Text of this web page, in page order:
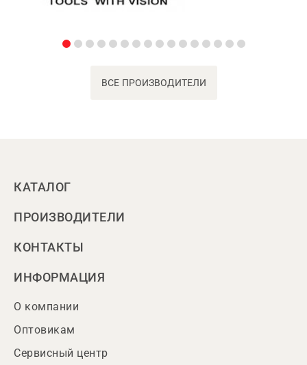
ВСЕ ПРОИЗВОДИТЕЛИ
КАТАЛОГ
ПРОИЗВОДИТЕЛИ
КОНТАКТЫ
ИНФОРМАЦИЯ
О компании
Оптовикам
Сервисный центр